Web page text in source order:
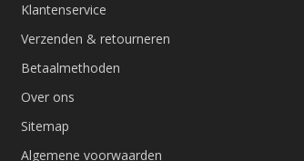
Klantenservice
Verzenden & retourneren
Betaalmethoden
Over ons
Sitemap
Algemene voorwaarden